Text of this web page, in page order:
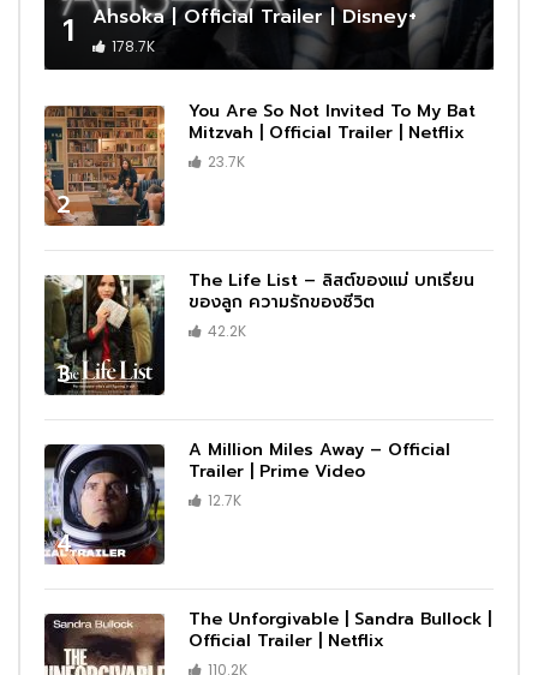
1 Ahsoka | Official Trailer | Disney+
178.7K
2
You Are So Not Invited To My Bat
Mitzvah | Official Trailer | Netflix
23.7K
3
The Life List – ลิสต์ของแม่ บทเรียน
ของลูก ความรักของชีวิต
42.2K
4
A Million Miles Away – Official
Trailer | Prime Video
12.7K
The Unforgivable | Sandra Bullock |
Official Trailer | Netflix
110.2K